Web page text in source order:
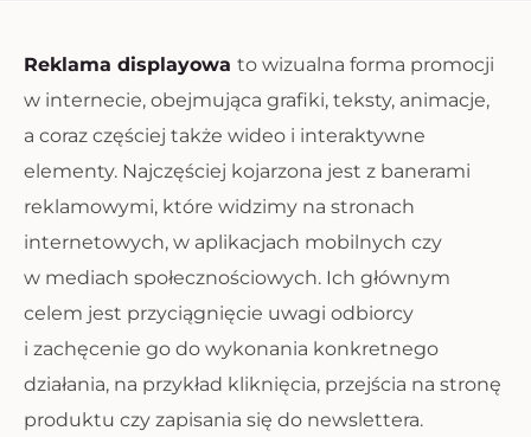
Reklama displayowa to wizualna forma promocji
w internecie, obejmująca grafiki, teksty, animacje,
a coraz częściej także wideo i interaktywne
elementy. Najczęściej kojarzona jest z banerami
reklamowymi, które widzimy na stronach
internetowych, w aplikacjach mobilnych czy
w mediach społecznościowych. Ich głównym
celem jest przyciągnięcie uwagi odbiorcy
i zachęcenie go do wykonania konkretnego
działania, na przykład kliknięcia, przejścia na stronę
produktu czy zapisania się do newslettera.